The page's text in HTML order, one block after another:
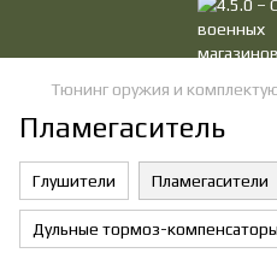
Тюнинг оружия и
Пламегаситель
Глушители Пламегасители
Дульные тормоз-компенсаторы